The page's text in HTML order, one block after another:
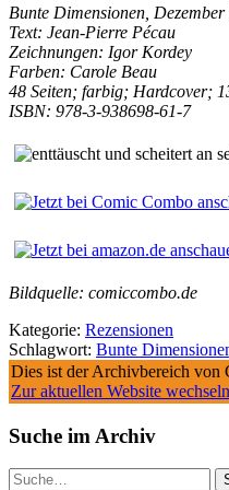
Bunte Dimensionen, Dezember
Text: Jean-Pierre Pécau
Zeichnungen: Igor Kordey
Farben: Carole Beau
48 Seiten; farbig; Hardcover;
ISBN: 978-3-938698-61-7
Bildquelle: comiccombo.de
Kategorie: Rezensionen
Schlagwort: Bunte
Dies ist der Archivbereich von
Zur aktuellen Website wechseln
Suche im Archiv
Suche